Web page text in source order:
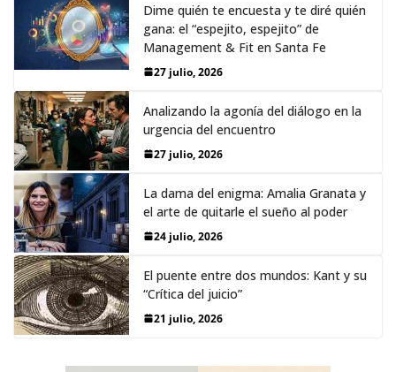
Dime quién te encuesta y te diré quién
gana: el “espejito, espejito” de
Management & Fit en Santa Fe
27 julio, 2026
Analizando la agonía del diálogo en la
urgencia del encuentro
27 julio, 2026
La dama del enigma: Amalia Granata y
el arte de quitarle el sueño al poder
24 julio, 2026
El puente entre dos mundos: Kant y su
“Crítica del juicio”
21 julio, 2026